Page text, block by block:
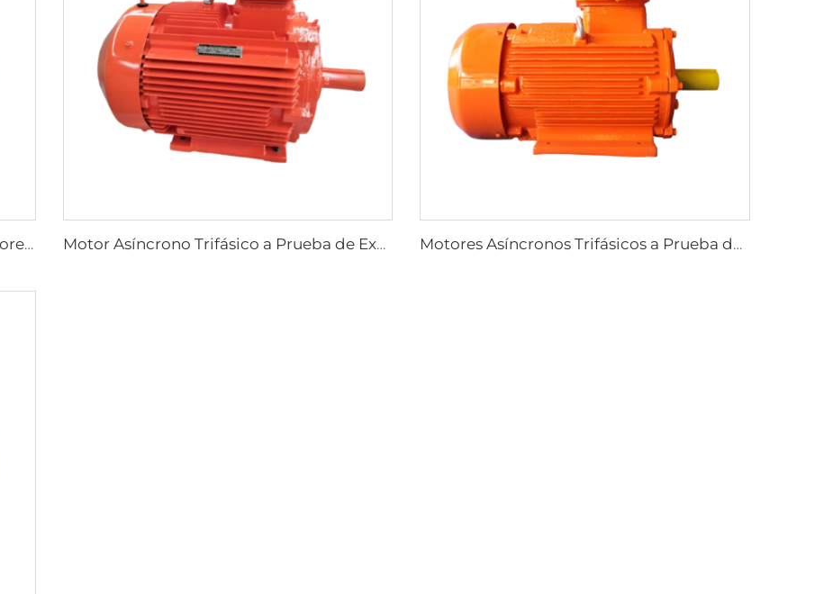
Motor Asíncrono Trifásico para Actuadores Eléctricos de Válvulas Serie YBDF2 Motor Asíncrono Trifásico a Prueba de Explosión por Polvo de Alta Eficiencia y Baja Tensión, Serie YFB4 Motores Asíncronos Trifásicos a Prueba de Explosión por Polvo Serie YFB3